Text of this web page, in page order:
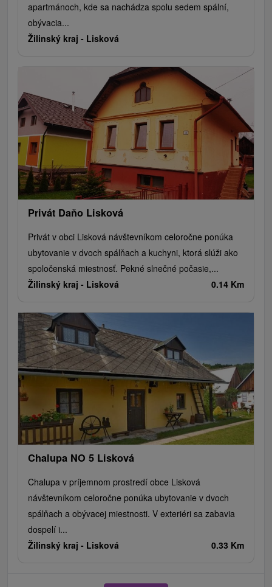
apartmánoch, kde sa nachádza spolu sedem spální,
obývacia...
Žilinský kraj - Lisková
Privát Daňo Lisková
Privát v obci Lisková návštevníkom celoročne ponúka
ubytovanie v dvoch spálňach a kuchyni, ktorá slúži ako
spoločenská miestnosť. Pekné slnečné počasie,...
Žilinský kraj - Lisková 0.14 Km
Chalupa NO 5 Lisková
Chalupa v príjemnom prostredí obce Lisková
návštevníkom celoročne ponúka ubytovanie v dvoch
spálňach a obývacej miestnosti. V exteriéri sa zabavia
dospelí i...
Žilinský kraj - Lisková 0.33 Km